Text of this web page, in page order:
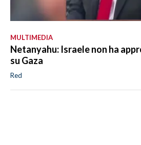
MULTIMEDIA
Netanyahu: Israele non ha
su Gaza
Red